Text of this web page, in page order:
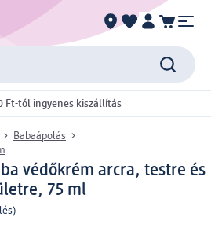
Ft-tól ingyenes kiszállítás
Babaápolás
védőkrém arcra, testre és
75 ml
)